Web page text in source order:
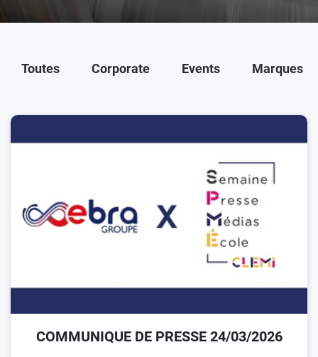
Toutes Corporate Events Marques
COMMUNIQUE DE PRESSE 24/03/2026